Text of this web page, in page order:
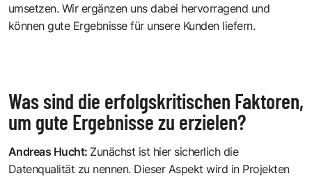
umsetzen. Wir ergänzen uns dabei hervorragend und
können gute Ergebnisse für unsere Kunden liefern.
Was sind die erfolgskritischen Faktoren,
um gute Ergebnisse zu erzielen?
Andreas Hucht: Zunächst ist hier sicherlich die
Datenqualität zu nennen. Dieser Aspekt wird in Projekten